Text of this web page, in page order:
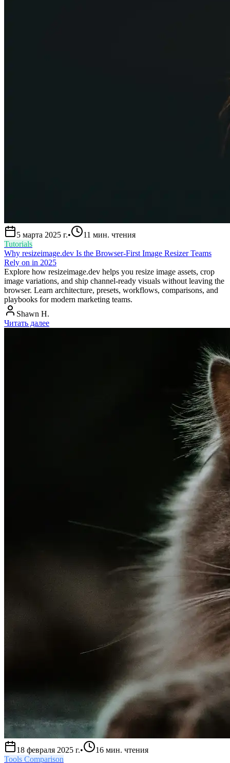
5 марта 2025 г.• 11 мин. чтения
Tutorials
Why resizeimage.dev Is the Browser-First Image Resizer Teams
Rely on in 2025
Explore how resizeimage.dev helps you resize image assets, crop
image variations, and ship channel-ready visuals without leaving the
browser. Learn architecture, presets, workflows, comparisons, and
playbooks for modern marketing teams.
Shawn H.
Читать далее
18 февраля 2025 г.• 16 мин. чтения
Tools Comparison